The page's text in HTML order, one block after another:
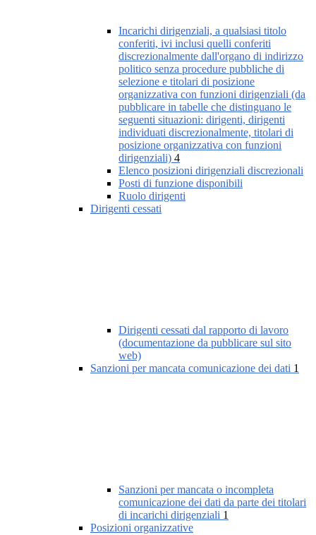
Incarichi dirigenziali, a qualsiasi titolo
conferiti, ivi inclusi quelli conferiti
discrezionalmente dall'organo di indirizzo
politico senza procedure pubbliche di
selezione e titolari di posizione
organizzativa con funzioni dirigenziali (da
pubblicare in tabelle che distinguano le
seguenti situazioni: dirigenti, dirigenti
individuati discrezionalmente, titolari di
posizione organizzativa con funzioni
dirigenziali) 4
Elenco posizioni dirigenziali discrezionali
Posti di funzione disponibili
Ruolo dirigenti
Dirigenti cessati
Dirigenti cessati dal rapporto di lavoro
(documentazione da pubblicare sul sito
web)
Sanzioni per mancata comunicazione dei dati 1
Sanzioni per mancata o incompleta
comunicazione dei dati da parte dei titolari
di incarichi dirigenziali 1
Posizioni organizzative